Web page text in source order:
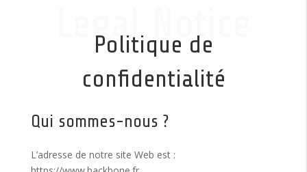
Legal Notice
Politique de
confidentialité
Qui sommes-nous ?
L’adresse de notre site Web est :